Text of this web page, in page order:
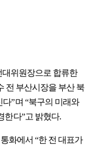
위원장으로 합류한
전 부산시장을 부산 북
”며 “북구의 미래와
한다”고 밝혔다.
화에서 “한 전 대표가